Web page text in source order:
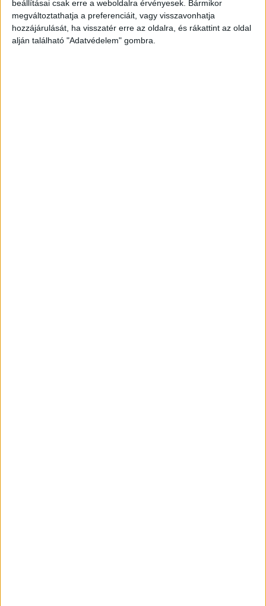
beállításai csak erre a weboldalra érvényesek. Bármikor
megváltoztathatja a preferenciáit, vagy visszavonhatja
hozzájárulását, ha visszatér erre az oldalra, és rákattint az oldal
alján található "Adatvédelem" gombra.